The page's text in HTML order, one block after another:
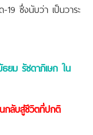
19 ซึ่งนับว่า เป็นวาระ
ยม รัชดาภิเษก ใน
กลับสู่ชีวิตที่ปกติ